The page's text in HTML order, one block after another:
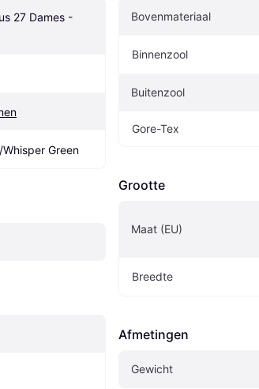
27 Dames -
Green
Bovenmateriaal
Binnenzool
Buitenzool
Gore-Tex
Grootte
Maat (EU)
Breedte
Afmetingen
Gewicht